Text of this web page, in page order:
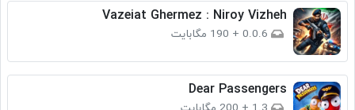
Vazeiat Ghermez : Niroy Vizheh
0.0.6
+ 190 مگابایت
Dear Passengers